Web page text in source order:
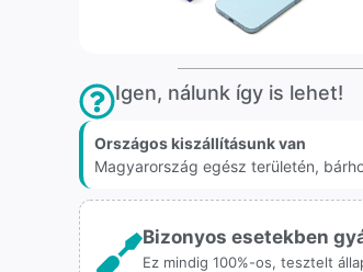
Igen, nálunk így is lehet!
Országos kiszállításunk van
Magyarország egész területén,
Bizonyos esetekben
Ez mindig 100%-os, tesztelt